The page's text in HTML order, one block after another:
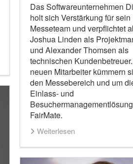
Das Softwareunternehmen
holt sich Verstärkung für sein
Messeteam und verpflichtet
Joshua Linden als
und Alexander Thomsen als
technischen
neuen Mitarbeiter kümmern
den Messebereich und um
Einlass- und
Besuchermanagementlösung
FairMate.
Weiterlesen